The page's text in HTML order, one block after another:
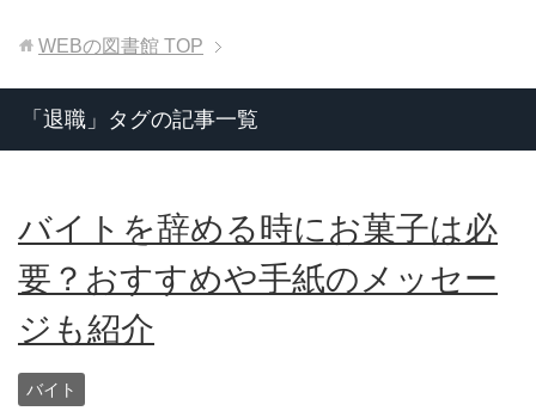
WEBの図書館 TOP
「退職」タグの記事一覧
バイトを辞める時にお菓子は必
要？おすすめや手紙のメッセー
ジも紹介
バイト